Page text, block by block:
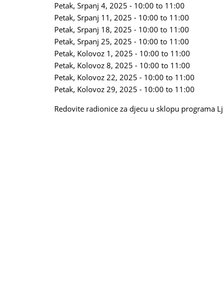
Petak, Srpanj 4, 2025 - 10:00 to 11:00
Petak, Srpanj 11, 2025 - 10:00 to 11:00
Petak, Srpanj 18, 2025 - 10:00 to 11:00
Petak, Srpanj 25, 2025 - 10:00 to 11:00
Petak, Kolovoz 1, 2025 - 10:00 to 11:00
Petak, Kolovoz 8, 2025 - 10:00 to 11:00
Petak, Kolovoz 22, 2025 - 10:00 to 11:00
Petak, Kolovoz 29, 2025 - 10:00 to 11:00
Redovite radionice za djecu u sklopu programa